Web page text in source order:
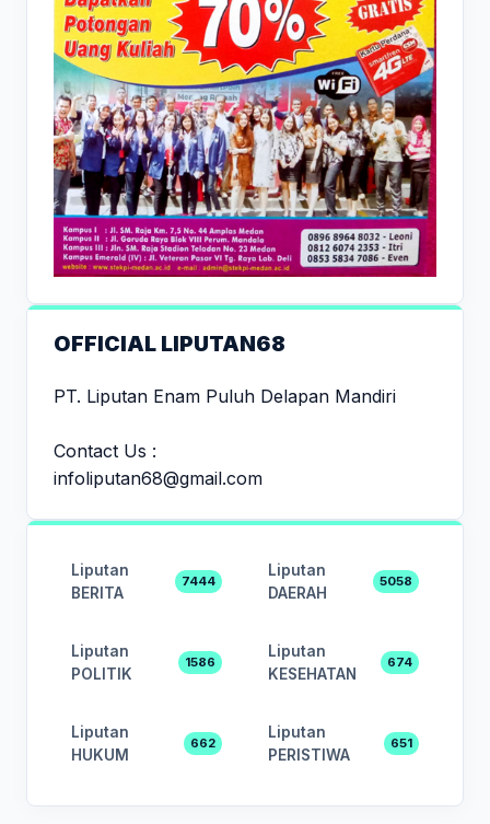
OFFICIAL LIPUTAN68
PT. Liputan Enam Puluh Delapan Mandiri
Contact Us :
infoliputan68@gmail.com
Liputan
BERITA
7444
Liputan
DAERAH
5058
Liputan
POLITIK
1586
Liputan
KESEHATAN
674
Liputan
HUKUM
662
Liputan
PERISTIWA
651